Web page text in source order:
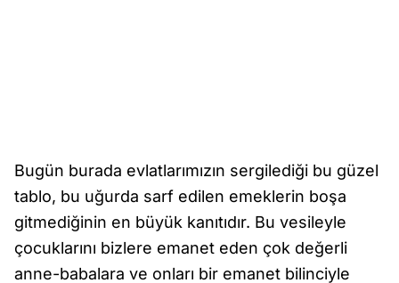
Bugün burada evlatlarımızın sergilediği bu güzel
tablo, bu uğurda sarf edilen emeklerin boşa
gitmediğinin en büyük kanıtıdır. Bu vesileyle
çocuklarını bizlere emanet eden çok değerli
anne-babalara ve onları bir emanet bilinciyle